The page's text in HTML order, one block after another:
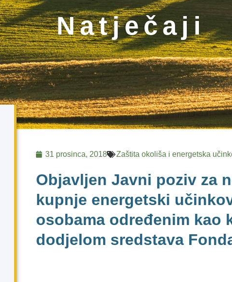
Natječaji
31 prosinca, 2018 Zaštita okoliša i energetska
Objavljen Javni poziv za
kupnje energetski
osobama određenim kao
dodjelom sredstava